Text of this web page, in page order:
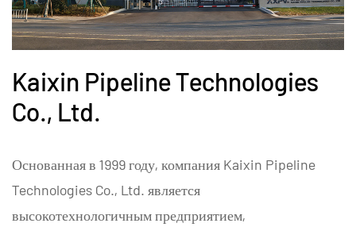
Kaixin Pipeline Technologies
Co., Ltd.
Основанная в 1999 году, компания Kaixin Pipeline
Technologies Co., Ltd. является
высокотехнологичным предприятием,